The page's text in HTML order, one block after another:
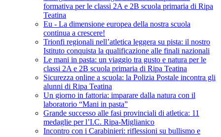
formativa per le classi 2A e 2B scuola primaria di Ripa
Teatina
Eu - La dimensione europea della nostra scuola
continua a crescere!
Trionfi regionali nell’atletica leggera su pista: il nostro
Istituto conquista la qualificazione alle finali nazionali
Le mani in pasta: un viaggio tra gusto e natura per le
classi 2A e 2B scuola primaria di Ripa Teatina
Sicurezza online a scuola: la Polizia Postale incontra gli
alunni di Ripa Teatina
Un giorno in fattoria: imparare dalla natura con il
laboratorio “Mani in pasta”
Grande successo alle fasi provinciali di atletica: 11
medaglie per l’I.C. Ripa-Miglianico
Incontro con i Carabinieri: riflessioni su bullismo e